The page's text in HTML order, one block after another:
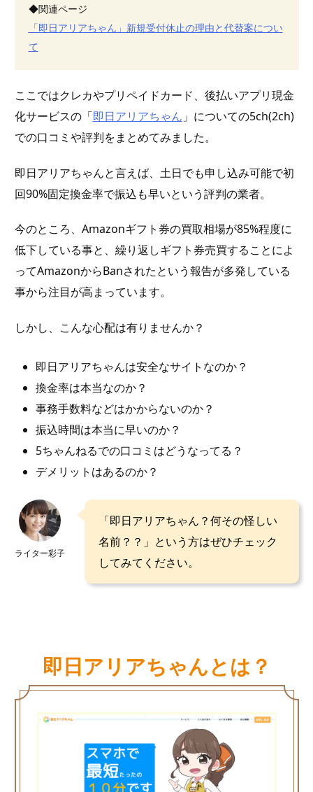
◆関連ページ
「即日アリアちゃん」新規受付休止の理由と代替案につい
て
ここではクレカやプリペイドカード、後払いアプリ現金
化サービスの「即日アリアちゃん 」についての5ch(2ch)
での口コミや評判をまとめてみました。
即日アリアちゃんと言えば、土日でも申し込み可能で初
回90%固定換金率で振込も早いという評判の業者。
今のところ、Amazonギフト券の買取相場が85%程度に
低下している事と、繰り返しギフト券売買することによ
ってAmazonからBanされたという報告が多発している
事から注目が高まっています。
しかし、こんな心配は有りませんか？
即日アリアちゃんは安全なサイトなのか？
換金率は本当なのか？
事務手数料などはかからないのか？
振込時間は本当に早いのか？
5ちゃんねるでの口コミはどうなってる？
デメリットはあるのか？
ライター彩子
「即日アリアちゃん？何その怪しい
名前？？」という方はぜひチェック
してみてください。
即日アリアちゃんとは？